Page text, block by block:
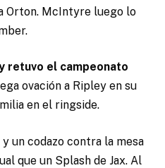
Orton. McIntyre luego lo
retuvo el campeonato
ovación a Ripley en su
en el ringside.
un codazo contra la mesa
que un Splash de Jax. Al